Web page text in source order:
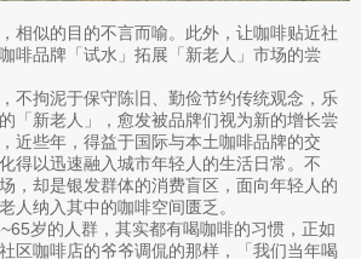
相似的目的不言而喻。此外，让咖啡贴近社
啡品牌「试水」拓展「新老人」市场的尝
不拘泥于保守陈旧、勤俭节约传统观念，乐
「新老人」，愈发被品牌们视为新的增长尝
近些年，得益于国际与本土咖啡品牌的交
得以迅速融入城市年轻人的生活日常。不
，却是银发群体的消费盲区，面向年轻人的
人纳入其中的咖啡空间匮乏。
岁的人群，其实都有喝咖啡的习惯，正如
区咖啡店的爷爷调侃的那样，「我们当年喝